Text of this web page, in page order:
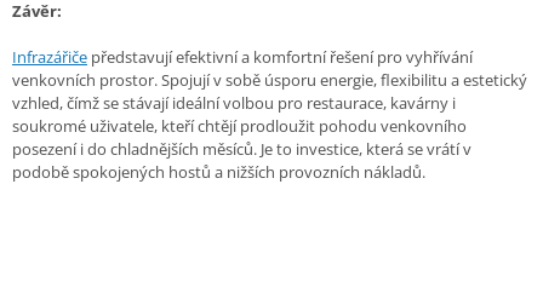
Závěr:
Infrazářiče představují efektivní a komfortní řešení pro vyhřívání
venkovních prostor. Spojují v sobě úsporu energie, flexibilitu a estetický
vzhled, čímž se stávají ideální volbou pro restaurace, kavárny i
soukromé uživatele, kteří chtějí prodloužit pohodu venkovního
posezení i do chladnějších měsíců. Je to investice, která se vrátí v
podobě spokojených hostů a nižších provozních nákladů.